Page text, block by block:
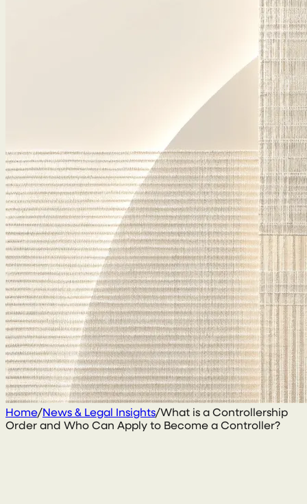
Home/News & Legal Insights/What is a Controllership
Order and Who Can Apply to Become a Controller?